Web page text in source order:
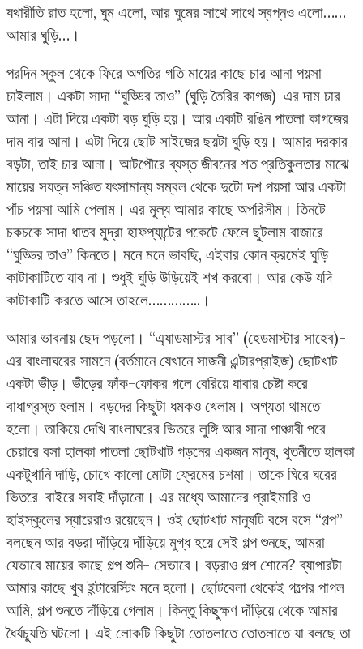
যথারীতি রাত হলো, ঘুম এলো, আর ঘুমের সাথে সাথে স্বপ্নও এলো……
আমার ঘুড়ি…।
পরদিন স্কুল থেকে ফিরে অগতির গতি মায়ের কাছে চার আনা পয়সা
চাইলাম। একটা সাদা “ঘুড্ডির তাও” (ঘুড়ি তৈরির কাগজ)-এর দাম চার
আনা। এটা দিয়ে একটা বড় ঘুড়ি হয়। আর একটি রঙিন পাতলা কাগজের
দাম বার আনা। এটা দিয়ে ছোট সাইজের ছয়টা ঘুড়ি হয়। আমার দরকার
বড়টা, তাই চার আনা। আটপৌরে ব্যস্ত জীবনের শত প্রতিকুলতার মাঝে
মায়ের সযত্ন সঞ্চিত যৎসামান্য সম্বল থেকে দুটো দশ পয়সা আর একটা
পাঁচ পয়সা আমি পেলাম। এর মূল্য আমার কাছে অপরিসীম। তিনটে
চকচকে সাদা ধাতব মুদ্রা হাফপ্যান্টের পকেটে ফেলে ছুটলাম বাজারে
“ঘুড্ডির তাও” কিনতে। মনে মনে ভাবছি, এইবার কোন ক্রমেই ঘুড়ি
কাটাকাটিতে যাব না। শুধুই ঘুড়ি উড়িয়েই শখ করবো। আর কেউ যদি
কাটাকাটি করতে আসে তাহলে…………..।
আমার ভাবনায় ছেদ পড়লো। “এ্যাডমাস্টর সাব” (হেডমাস্টার সাহেব)-
এর বাংলাঘরের সামনে (বর্তমানে যেখানে সাজনী এন্টারপ্রাইজ) ছোটখাট
একটা ভীড়। ভীড়ের ফাঁক-ফোকর গলে বেরিয়ে যাবার চেষ্টা করে
বাধাগ্রস্ত হলাম। বড়দের কিছুটা ধমকও খেলাম। অগ্যতা থামতে
হলো। তাকিয়ে দেখি বাংলাঘরের ভিতরে লুঙ্গি আর সাদা পাঞ্চাবী পরে
চেয়ারে বসা হালকা পাতলা ছোটখাট গড়নের একজন মানুষ, থুতনীতে হালকা
একটুখানি দাড়ি, চোখে কালো মোটা ফ্রেমের চশমা। তাকে ঘিরে ঘরের
ভিতরে-বাইরে সবাই দাঁড়ানো। এর মধ্যে আমাদের প্রাইমারি ও
হাইস্কুলের স্যারেরাও রয়েছেন। ওই ছোটখাট মানুষটি বসে বসে “গল্প”
বলছেন আর বড়রা দাঁড়িয়ে দাঁড়িয়ে মুগ্ধ হয়ে সেই গল্প শুনছে, আমরা
যেভাবে মায়ের কাছে গল্প শুনি- সেভাবে। বড়রাও গল্প শোনে? ব্যাপারটা
আমার কাছে খুব ইন্টারেস্টিং মনে হলো। ছোটবেলা থেকেই গল্পের পাগল
আমি, গল্প শুনতে দাঁড়িয়ে গেলাম। কিন্তু কিছুক্ষণ দাঁড়িয়ে থেকে আমার
ধৈর্যচ্যুতি ঘটলো। এই লোকটি কিছুটা তোতলাতে তোতলাতে যা বলছে তা